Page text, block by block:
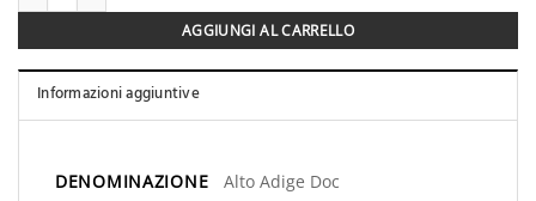
AGGIUNGI AL CARRELLO
Informazioni aggiuntive
DENOMINAZIONE Alto Adige Doc